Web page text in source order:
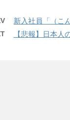
新入社員「（こ
【悲報】日本人